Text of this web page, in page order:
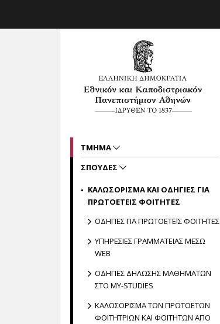
ΤΜΗΜΑ
ΣΠΟΥΔΕΣ
ΚΑΛΩΣΟΡΙΣΜΑ ΚΑΙ ΟΔΗΓΙΕΣ ΓΙΑ
ΠΡΩΤΟΕΤΕΙΣ ΦΟΙΤΗΤΕΣ
ΟΔΗΓΙΕΣ ΓΙΑ ΠΡΩΤΟΕΤΕΙΣ ΦΟΙΤΗΤΕΣ
ΥΠΗΡΕΣΙΕΣ ΓΡΑΜΜΑΤΕΙΑΣ ΜΕΣΩ
WEB
ΟΔΗΓΙΕΣ ΔΗΛΩΣΗΣ ΜΑΘΗΜΑΤΩΝ
ΣΤΟ MY-STUDIES
ΚΑΛΩΣΌΡΙΣΜΑ ΤΩΝ ΠΡΩΤΟΕΤΩΝ
ΦΟΙΤΗΤΡΙΩΝ ΚΑΙ ΦΟΙΤΗΤΩΝ ΑΠΟ